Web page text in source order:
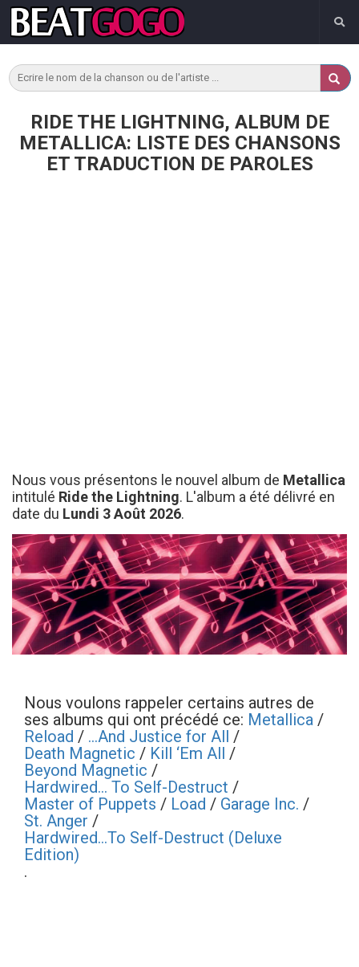
RIDE THE LIGHTNING, ALBUM DE
METALLICA: LISTE DES CHANSONS
ET TRADUCTION DE PAROLES
Nous vous présentons le nouvel album de Metallica
intitulé Ride the Lightning. L'album a été délivré en
date du Lundi 3 Août 2026.
Nous voulons rappeler certains autres de
ses albums qui ont précédé ce: Metallica /
Reload / ...And Justice for All /
Death Magnetic / Kill ‘Em All /
Beyond Magnetic /
Hardwired... To Self-Destruct /
Master of Puppets / Load / Garage Inc. /
St. Anger /
Hardwired…To Self-Destruct (Deluxe
Edition)
.